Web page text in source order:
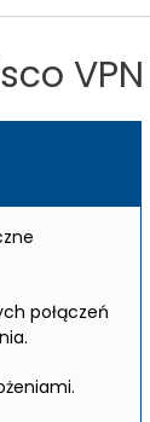
VPN
połączeń